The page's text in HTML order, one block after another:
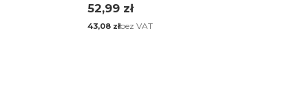
Cena
52,99 zł
Cena
43,08 złbez VAT